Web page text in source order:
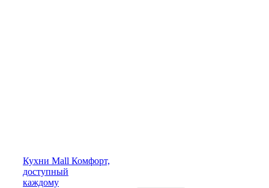
Кухни Mall Комфорт,
доступный
каждому